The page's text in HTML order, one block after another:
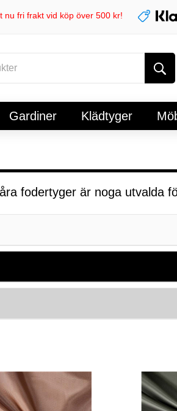
nu fri frakt vid köp över 500 kr!
Gardiner Klädtyger
fodertyger är noga utvalda